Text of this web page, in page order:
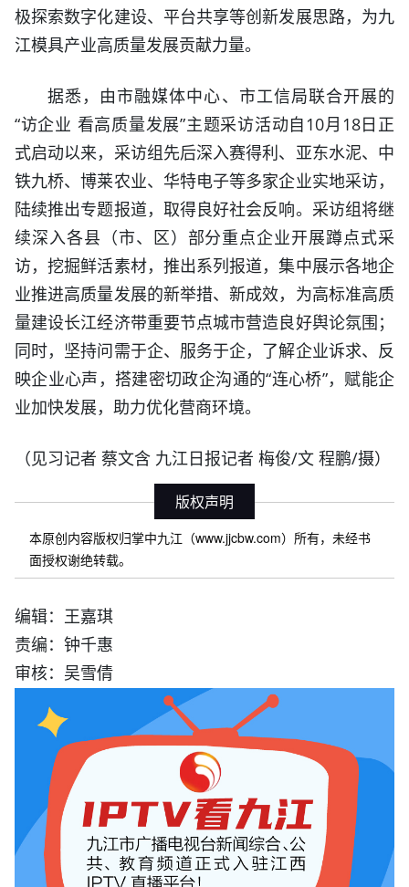
极探索数字化建设、平台共享等创新发展思路，为九
江模具产业高质量发展贡献力量。
据悉，由市融媒体中心、市工信局联合开展的
“访企业 看高质量发展”主题采访活动自10月18日正
式启动以来，采访组先后深入赛得利、亚东水泥、中
铁九桥、博莱农业、华特电子等多家企业实地采访，
陆续推出专题报道，取得良好社会反响。采访组将继
续深入各县（市、区）部分重点企业开展蹲点式采
访，挖掘鲜活素材，推出系列报道，集中展示各地企
业推进高质量发展的新举措、新成效，为高标准高质
量建设长江经济带重要节点城市营造良好舆论氛围；
同时，坚持问需于企、服务于企，了解企业诉求、反
映企业心声，搭建密切政企沟通的“连心桥”，赋能企
业加快发展，助力优化营商环境。
（见习记者 蔡文含 九江日报记者 梅俊/文 程鹏/摄）
版权声明
本原创内容版权归掌中九江（www.jjcbw.com）所有，未经书
面授权谢绝转载。
编辑：王嘉琪
责编：钟千惠
审核：吴雪倩